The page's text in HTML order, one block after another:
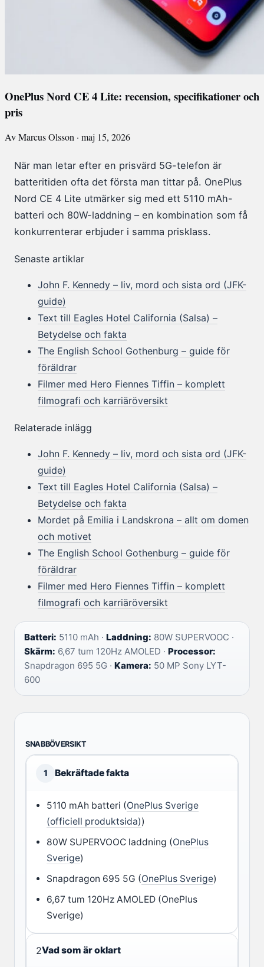
OnePlus Nord CE 4 Lite: recension, specifikationer och
pris
Av Marcus Olsson · maj 15, 2026
När man letar efter en prisvärd 5G-telefon är
batteritiden ofta det första man tittar på. OnePlus
Nord CE 4 Lite utmärker sig med ett 5110 mAh-
batteri och 80W-laddning – en kombination som få
konkurrenterar erbjuder i samma prisklass.
Senaste artiklar
John F. Kennedy – liv, mord och sista ord (JFK-
guide)
Text till Eagles Hotel California (Salsa) –
Betydelse och fakta
The English School Gothenburg – guide för
föräldrar
Filmer med Hero Fiennes Tiffin – komplett
filmografi och karriäröversikt
Relaterade inlägg
John F. Kennedy – liv, mord och sista ord (JFK-
guide)
Text till Eagles Hotel California (Salsa) –
Betydelse och fakta
Mordet på Emilia i Landskrona – allt om domen
och motivet
The English School Gothenburg – guide för
föräldrar
Filmer med Hero Fiennes Tiffin – komplett
filmografi och karriäröversikt
Batteri: 5110 mAh · Laddning: 80W SUPERVOOC ·
Skärm: 6,67 tum 120Hz AMOLED · Processor:
Snapdragon 695 5G · Kamera: 50 MP Sony LYT-
600
SNABBÖVERSIKT
1 Bekräftade fakta
5110 mAh batteri (OnePlus Sverige
(officiell produktsida))
80W SUPERVOOC laddning (OnePlus
Sverige)
Snapdragon 695 5G (OnePlus Sverige)
6,67 tum 120Hz AMOLED (OnePlus
Sverige)
2Vad som är oklart